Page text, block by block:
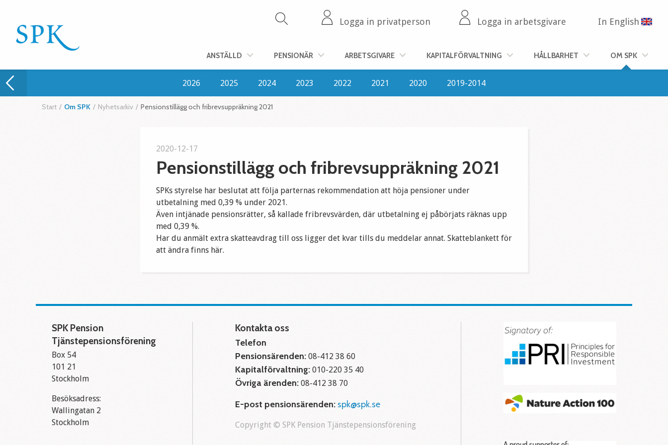
Logga in privatperson Logga in arbetsgivare In English
ANSTÄLLD PENSIONÄR ARBETSGIVARE KAPITALFÖRVALTNING HÅLLBARHET OM SPK
2026 2025 2024 2023 2022 2021 2020 2019-2014
Start / Om SPK / Nyhetsarkiv / Pensionstillägg och fribrevsuppräkning 2021
2020-12-17
Pensionstillägg och fribrevsuppräkning 2021
SPKs styrelse har beslutat att följa parternas rekommendation att höja pensioner under
utbetalning med 0,39 % under 2021.
Även intjänade pensionsrätter, så kallade fribrevsvärden, där utbetalning ej påbörjats räknas upp
med 0,39 %.
Har du anmält extra skatteavdrag till oss ligger det kvar tills du meddelar annat. Skatteblankett för
att ändra finns här.
SPK Pension
Tjänstepensionsförening
Box 54
101 21
Stockholm
Besöksadress:
Wallingatan 2
Stockholm
Kontakta oss
Telefon
Pensionsärenden: 08-412 38 60
Kapitalförvaltning: 010-220 35 40
Övriga ärenden: 08-412 38 70
E-post pensionsärenden: spk@spk.se
Copyright © SPK Pension Tjänstepensionsförening